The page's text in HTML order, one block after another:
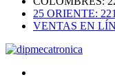
25 ORIENTE:
VENTAS EN